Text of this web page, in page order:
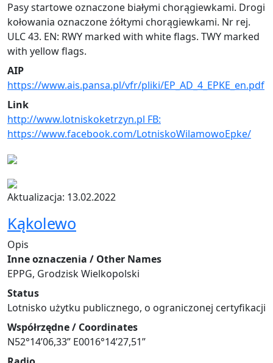
Pasy startowe oznaczone białymi chorągiewkami. Drogi
kołowania oznaczone żółtymi chorągiewkami. Nr rej.
ULC 43. EN: RWY marked with white flags. TWY marked
with yellow flags.
AIP
https://www.ais.pansa.pl/vfr/pliki/EP_AD_4_EPKE_en.pdf
Link
http://www.lotniskoketrzyn.pl FB:
https://www.facebook.com/LotniskoWilamowoEpke/
Aktualizacja: 13.02.2022
Kąkolewo
Opis
Inne oznaczenia / Other Names
EPPG, Grodzisk Wielkopolski
Status
Lotnisko użytku publicznego, o ograniczonej certyfikacji
Współrzędne / Coordinates
N52°14’06,33” E0016°14’27,51”